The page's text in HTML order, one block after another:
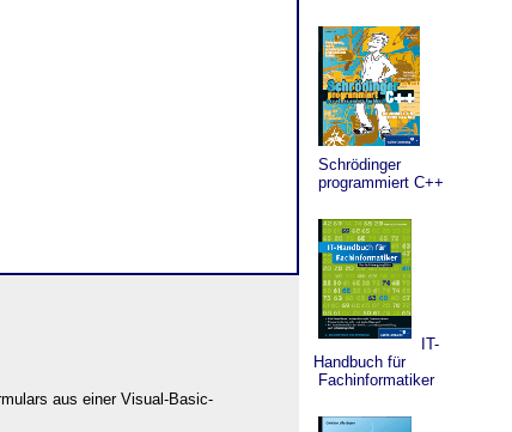
aus einer Visual-Basic-
Schrödinger
programmiert C++
IT-
Handbuch für
Fachinformatiker